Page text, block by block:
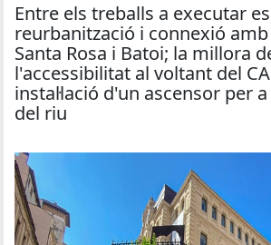
Entre els treballs a executar
reurbanització i connexió
Santa Rosa i Batoi; la millora
l'accessibilitat al voltant del
instal·lació d'un ascensor per
del riu